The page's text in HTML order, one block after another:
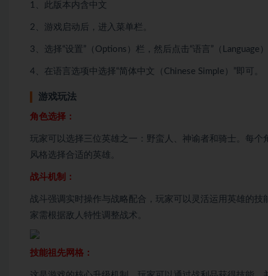
1、此版本内含中文
2、游戏启动后，进入菜单栏。
3、选择“设置”（Options）栏，然后点击“语言”（Language
4、在语言选项中选择“简体中文（Chinese Simple）”即可。
游戏玩法
角色选择：
玩家可以选择三位英雄之一：野蛮人、神谕者和骑士。每
风格选择合适的英雄。
战斗机制：
战斗强调实时操作与战略配合，玩家可以灵活运用英雄的
家需根据敌人特性调整战术。
技能祖先网格：